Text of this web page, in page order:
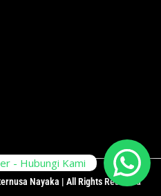
Nayaka | All Rights Reserved
- Hubungi Kami